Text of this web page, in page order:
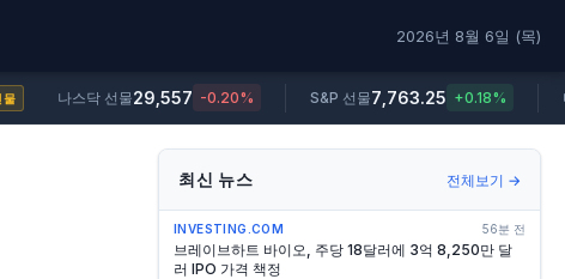
2026년 8월 6일 (목)
물 나스닥 선물29,557 -0.20% S&P 선물7,763.25 +0.18%
최신 뉴스 전체보기 →
INVESTING.COM 56분 전
브레이브하트 바이오, 주당 18달러에 3억 8,250만 달
러 IPO 가격 책정